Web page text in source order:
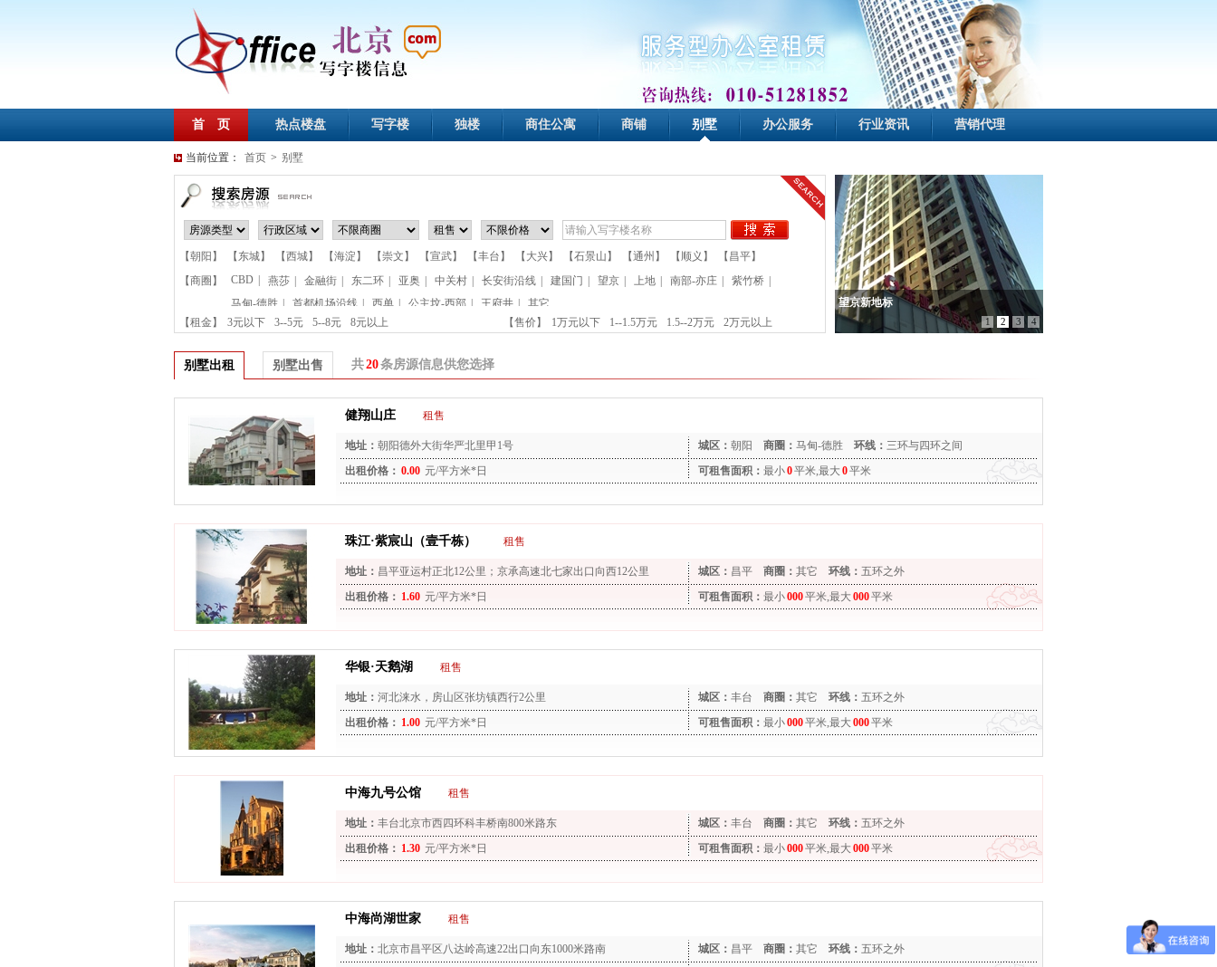
首 页 热点楼盘 写字楼 独楼 商住公寓 商铺 别墅 办公服务 行业资讯 营销代理
当前位置： 首页 > 别墅
【朝阳】 【东城】 【西城】 【海淀】 【崇文】 【宣武】 【丰台】 【大兴】 【石景山】 【通州】 【顺义】
【昌平】
【商圈】
CBD 燕莎 金融街 东二环 亚奥 中关村 长安街沿线 建国门 望京 上地 南部-亦庄 紫竹桥
马甸-德胜 | 首都机场沿线 | 西单 | 公主坟-西部 | 王府井 |
其它
【租金】
3元以下 3--5元 5--8元 8元以上 【售价】 1万元以下 1--1.5万元 1.5--2万元 2万元以上
望京新地标
1 2 3 4
别墅出租 别墅出售 共20条房源信息供您选择
健翔山庄 租售
地址： 朝阳德外大街华严北里甲1号 城区： 朝阳 商圈： 马甸-德胜 环线： 三环与四环之间
出租价格： 0.00 元/平方米*日 可租售面积： 最小0平米,最大0平米
珠江·紫宸山（壹千栋） 租售
地址： 昌平亚运村正北12公里；京承高速北七家出口向西12公里 城区： 昌平 商圈： 其它 环线： 五环之外
出租价格： 1.60 元/平方米*日 可租售面积： 最小000平米,最大000平米
华银·天鹅湖 租售
地址： 河北涞水，房山区张坊镇西行2公里 城区： 丰台 商圈： 其它 环线： 五环之外
出租价格： 1.00 元/平方米*日 可租售面积： 最小000平米,最大000平米
中海九号公馆 租售
地址： 丰台北京市西四环科丰桥南800米路东 城区： 丰台 商圈： 其它 环线： 五环之外
出租价格： 1.30 元/平方米*日 可租售面积： 最小000平米,最大000平米
中海尚湖世家 租售
地址： 北京市昌平区八达岭高速22出口向东1000米路南 城区： 昌平 商圈： 其它 环线： 五环之外